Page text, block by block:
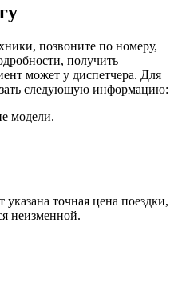
позвоните по номеру,
получить
может у диспетчера. Для
следующую информацию:
модели.
указана точная цена поездки,
неизменной.